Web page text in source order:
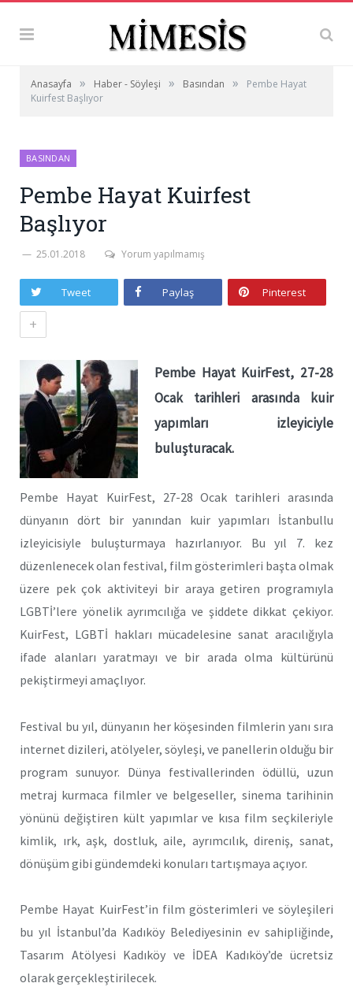
Anasayfa » Haber - Söyleşi » Basından »
Pembe Hayat
Kuirfest Başlıyor
BASINDAN
Pembe Hayat Kuirfest
Başlıyor
25.01.2018 Yorum yapılmamış
Tweet Paylaş Pinterest
+
Pembe Hayat KuirFest, 27-28
Ocak tarihleri arasında kuir
yapımları izleyiciyle
buluşturacak.
Pembe Hayat KuirFest, 27-28 Ocak tarihleri arasında
dünyanın dört bir yanından kuir yapımları İstanbullu
izleyicisiyle buluşturmaya hazırlanıyor. Bu yıl 7. kez
düzenlenecek olan festival, film gösterimleri başta olmak
üzere pek çok aktiviteyi bir araya getiren programıyla
LGBTİ’lere yönelik ayrımcılığa ve şiddete dikkat çekiyor.
KuirFest, LGBTİ hakları mücadelesine sanat aracılığıyla
ifade alanları yaratmayı ve bir arada olma kültürünü
pekiştirmeyi amaçlıyor.
Festival bu yıl, dünyanın her köşesinden filmlerin yanı sıra
internet dizileri, atölyeler, söyleşi, ve panellerin olduğu bir
program sunuyor. Dünya festivallerinden ödüllü, uzun
metraj kurmaca filmler ve belgeseller, sinema tarihinin
yönünü değiştiren kült yapımlar ve kısa film seçkileriyle
kimlik, ırk, aşk, dostluk, aile, ayrımcılık, direniş, sanat,
dönüşüm gibi gündemdeki konuları tartışmaya açıyor.
Pembe Hayat KuirFest’in film gösterimleri ve söyleşileri
bu yıl İstanbul’da Kadıköy Belediyesinin ev sahipliğinde,
Tasarım Atölyesi Kadıköy ve İDEA Kadıköy’de ücretsiz
olarak gerçekleştirilecek.